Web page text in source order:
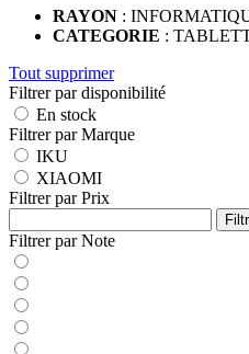
RAYON :
CATEGORIE :
Tout supprimer
Filtrer par disponibilité
En stock
Filtrer par Marque
IKU
XIAOMI
Filtrer par Prix
Filtrer par Note